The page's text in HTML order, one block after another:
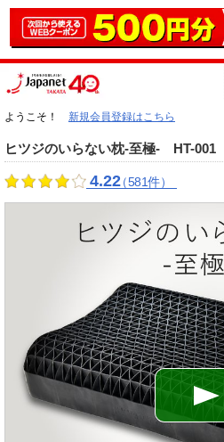
ようこそ！ 新規会員登録はこちら
ヒツジのいらない枕-至極- HT-001
4.22（581件）